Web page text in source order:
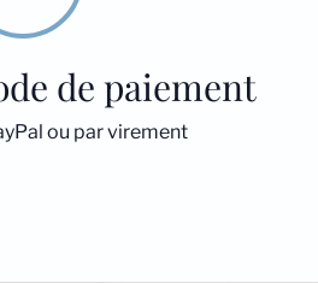
de paiement
ou par virement